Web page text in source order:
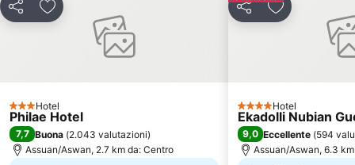
CondividiAggiungi ai preferiti
3 StelleHotel
Philae Hotel
7,7 Buona (2.043 valutazioni)
Assuan/Aswan, 2.7 km da: Centro
CondividiAggiungi ai
4 StelleHotel
Ekadolli Nubian
9,0 Eccellente (594
Assuan/Aswan, 6.3